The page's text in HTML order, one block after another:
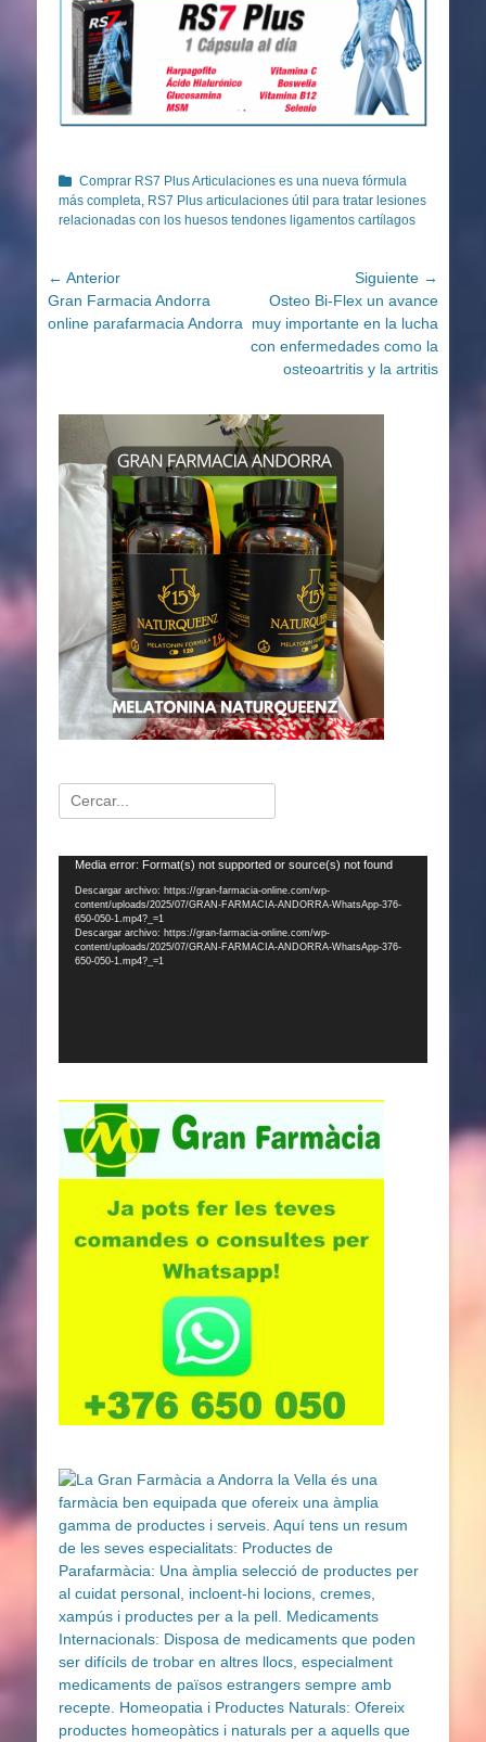
Categorías
Comprar RS7 Plus Articulaciones es una nueva fórmula
más completa, RS7 Plus articulaciones útil para tratar lesiones
relacionadas con los huesos tendones ligamentos cartílagos
Navegación
de
entradas
← Anterior
Entrada
anterior:
Gran Farmacia Andorra
online parafarmacia Andorra
Siguiente →
Entrada
siguiente:
Osteo Bi-Flex un avance
muy importante en la lucha
con enfermedades como la
osteoartritis y la artritis
Buscar:
Reproductor
vídeo
Media error: Format(s) not supported or source(s) not found
Descargar archivo: https://gran-farmacia-online.com/wp-
content/uploads/2025/07/GRAN-FARMACIA-ANDORRA-WhatsApp-376-
650-050-1.mp4?_=1
Descargar archivo: https://gran-farmacia-online.com/wp-
content/uploads/2025/07/GRAN-FARMACIA-ANDORRA-WhatsApp-376-
650-050-1.mp4?_=1